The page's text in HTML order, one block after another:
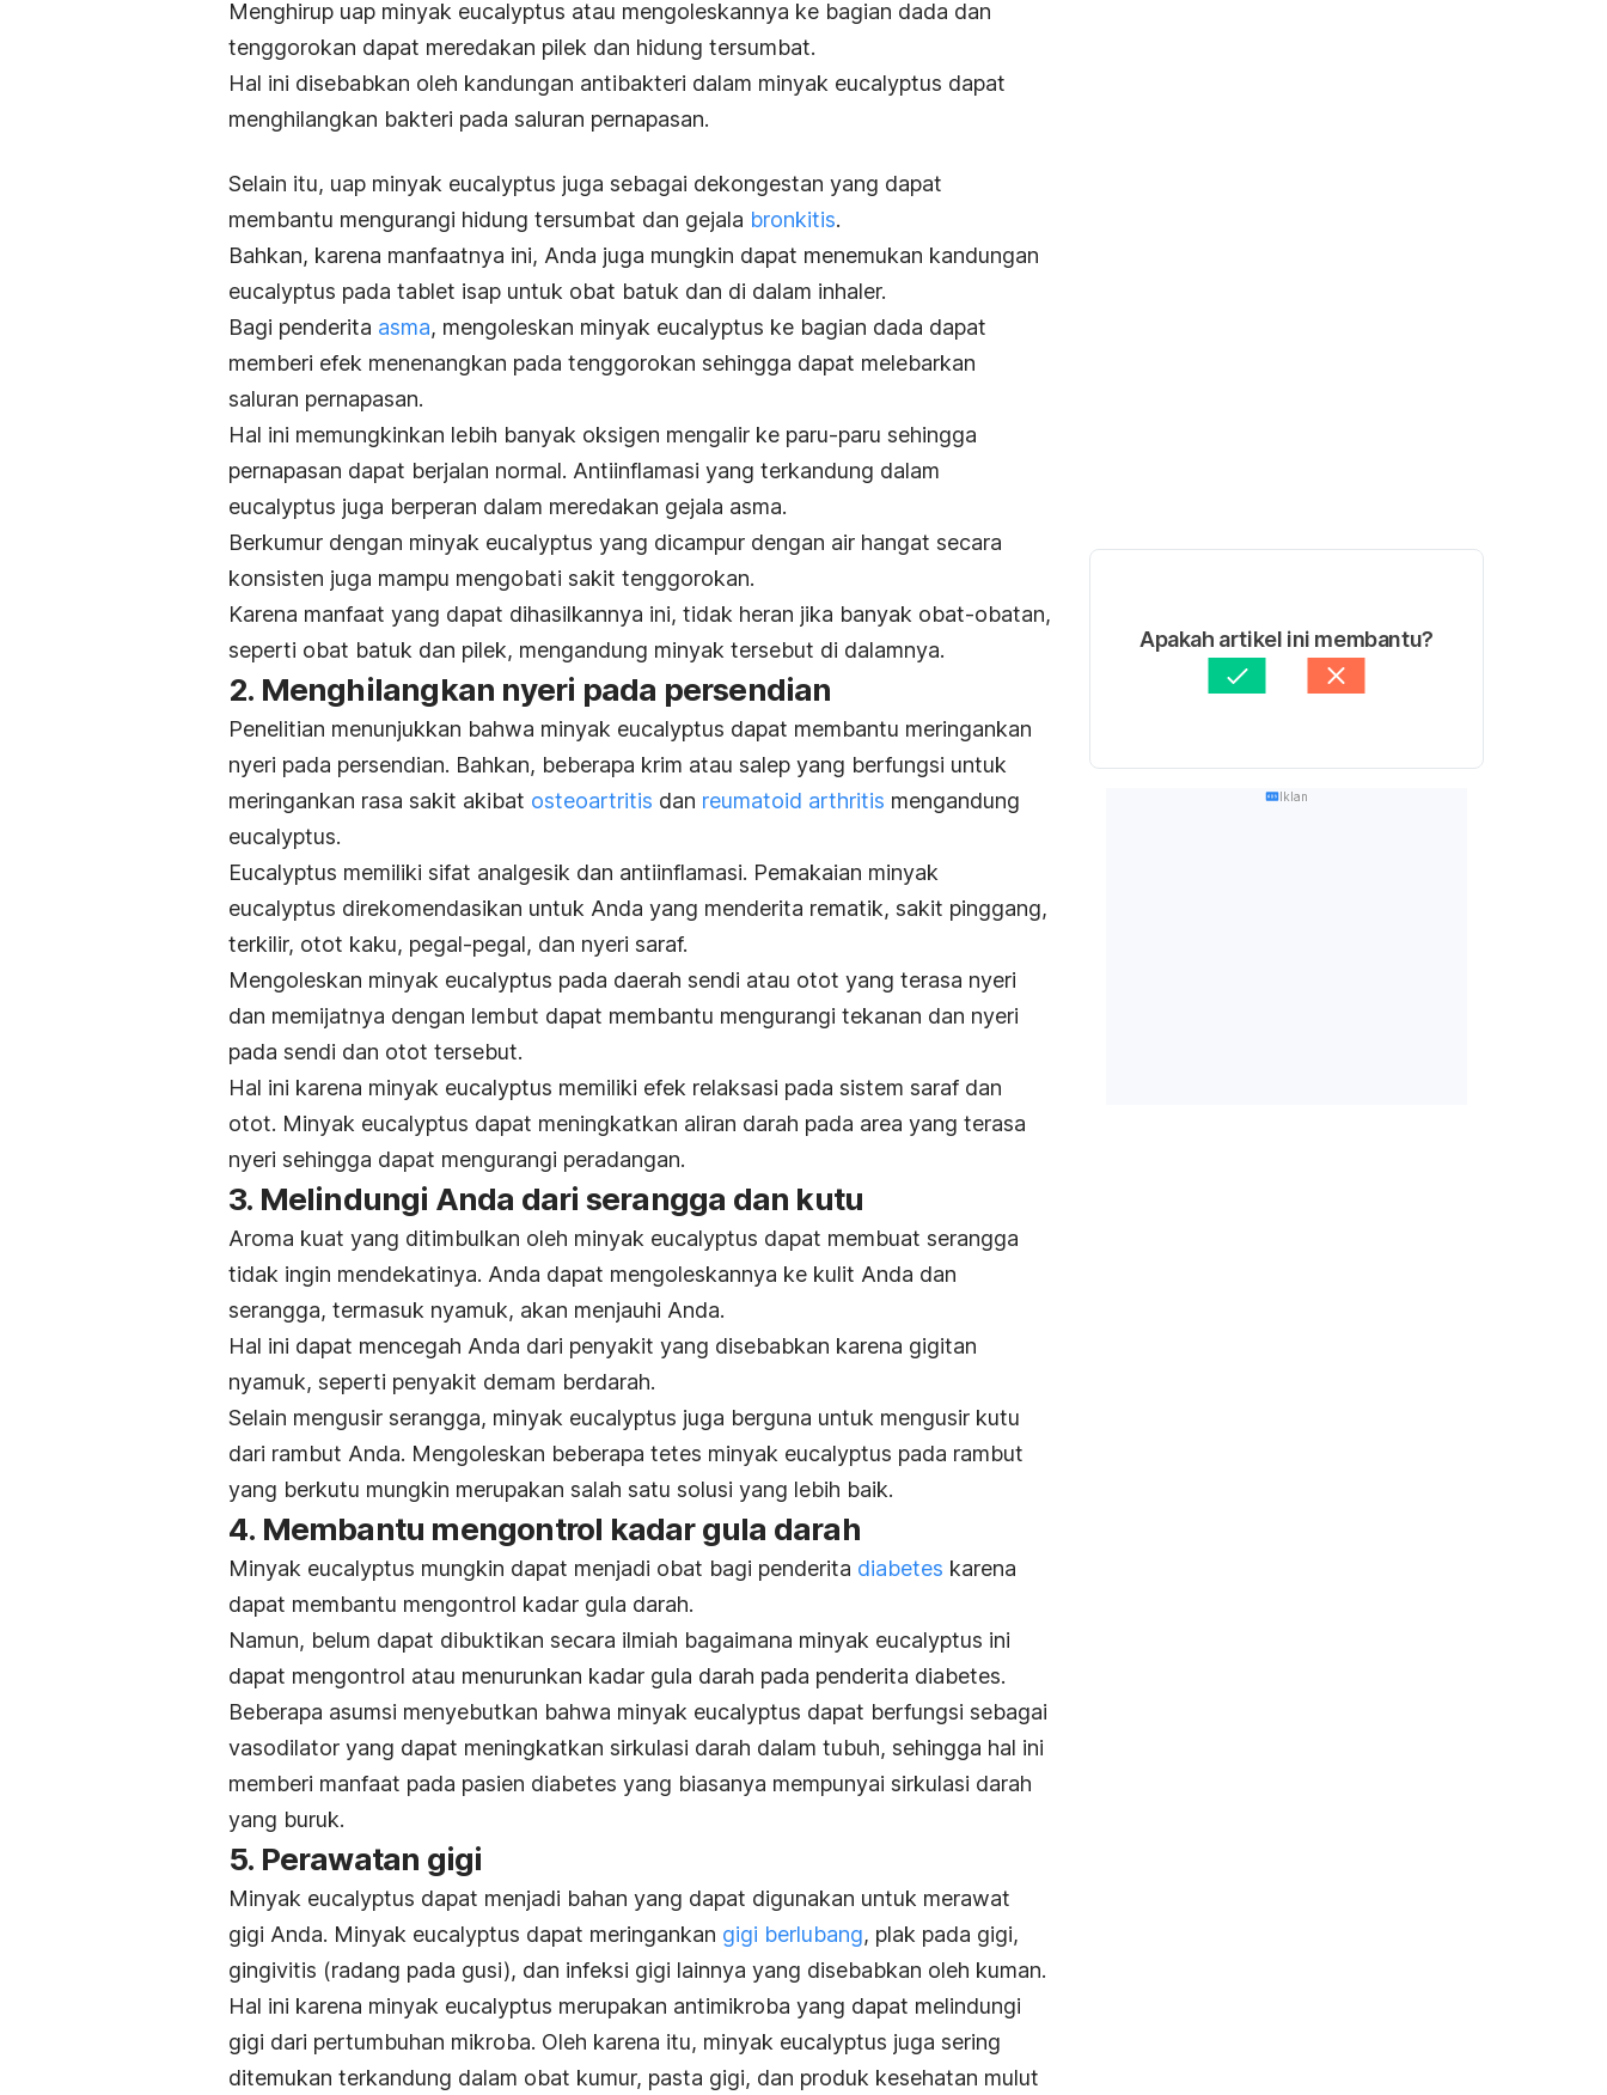
Menghirup uap minyak eucalyptus atau mengoleskannya ke bagian dada dan
tenggorokan dapat meredakan pilek dan hidung tersumbat.
Hal ini disebabkan oleh kandungan antibakteri dalam minyak eucalyptus dapat
menghilangkan bakteri pada saluran pernapasan.
Selain itu, uap minyak eucalyptus juga sebagai dekongestan yang dapat
membantu mengurangi hidung tersumbat dan gejala bronkitis.
Bahkan, karena manfaatnya ini, Anda juga mungkin dapat menemukan kandungan
eucalyptus pada tablet isap untuk obat batuk dan di dalam inhaler.
Bagi penderita asma, mengoleskan minyak eucalyptus ke bagian dada dapat
memberi efek menenangkan pada tenggorokan sehingga dapat melebarkan
saluran pernapasan.
Hal ini memungkinkan lebih banyak oksigen mengalir ke paru-paru sehingga
pernapasan dapat berjalan normal. Antiinflamasi yang terkandung dalam
eucalyptus juga berperan dalam meredakan gejala asma.
Berkumur dengan minyak eucalyptus yang dicampur dengan air hangat secara
konsisten juga mampu mengobati sakit tenggorokan.
Karena manfaat yang dapat dihasilkannya ini, tidak heran jika banyak obat-obatan,
seperti obat batuk dan pilek, mengandung minyak tersebut di dalamnya.
2. Menghilangkan nyeri pada persendian
Penelitian menunjukkan bahwa minyak eucalyptus dapat membantu meringankan
nyeri pada persendian. Bahkan, beberapa krim atau salep yang berfungsi untuk
meringankan rasa sakit akibat osteoartritis dan reumatoid arthritis mengandung
eucalyptus.
Eucalyptus memiliki sifat analgesik dan antiinflamasi. Pemakaian minyak
eucalyptus direkomendasikan untuk Anda yang menderita rematik, sakit pinggang,
terkilir, otot kaku, pegal-pegal, dan nyeri saraf.
Mengoleskan minyak eucalyptus pada daerah sendi atau otot yang terasa nyeri
dan memijatnya dengan lembut dapat membantu mengurangi tekanan dan nyeri
pada sendi dan otot tersebut.
Hal ini karena minyak eucalyptus memiliki efek relaksasi pada sistem saraf dan
otot. Minyak eucalyptus dapat meningkatkan aliran darah pada area yang terasa
nyeri sehingga dapat mengurangi peradangan.
3. Melindungi Anda dari serangga dan kutu
Aroma kuat yang ditimbulkan oleh minyak eucalyptus dapat membuat serangga
tidak ingin mendekatinya. Anda dapat mengoleskannya ke kulit Anda dan
serangga, termasuk nyamuk, akan menjauhi Anda.
Hal ini dapat mencegah Anda dari penyakit yang disebabkan karena gigitan
nyamuk, seperti penyakit demam berdarah.
Selain mengusir serangga, minyak eucalyptus juga berguna untuk mengusir kutu
dari rambut Anda. Mengoleskan beberapa tetes minyak eucalyptus pada rambut
yang berkutu mungkin merupakan salah satu solusi yang lebih baik.
4. Membantu mengontrol kadar gula darah
Minyak eucalyptus mungkin dapat menjadi obat bagi penderita diabetes karena
dapat membantu mengontrol kadar gula darah.
Namun, belum dapat dibuktikan secara ilmiah bagaimana minyak eucalyptus ini
dapat mengontrol atau menurunkan kadar gula darah pada penderita diabetes.
Beberapa asumsi menyebutkan bahwa minyak eucalyptus dapat berfungsi sebagai
vasodilator yang dapat meningkatkan sirkulasi darah dalam tubuh, sehingga hal ini
memberi manfaat pada pasien diabetes yang biasanya mempunyai sirkulasi darah
yang buruk.
5. Perawatan gigi
Minyak eucalyptus dapat menjadi bahan yang dapat digunakan untuk merawat
gigi Anda. Minyak eucalyptus dapat meringankan gigi berlubang, plak pada gigi,
gingivitis (radang pada gusi), dan infeksi gigi lainnya yang disebabkan oleh kuman.
Hal ini karena minyak eucalyptus merupakan antimikroba yang dapat melindungi
gigi dari pertumbuhan mikroba. Oleh karena itu, minyak eucalyptus juga sering
ditemukan terkandung dalam obat kumur, pasta gigi, dan produk kesehatan mulut
Apakah artikel ini membantu?
Iklan